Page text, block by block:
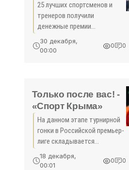
25 лучших спортсменов и
тренеров получили
денежные премии
Государственного Совета
Крыма. В уходящем году,
отстаивали честь
полуострова на
30 декабря,
00:00
0 0
Только после вас! -
«Спорт Крыма»
На данном этапе турнирной
гонки в Российской премьер-
лиге складывается
впечатление и
подтверждается
18 декабря,
00:01
0 0